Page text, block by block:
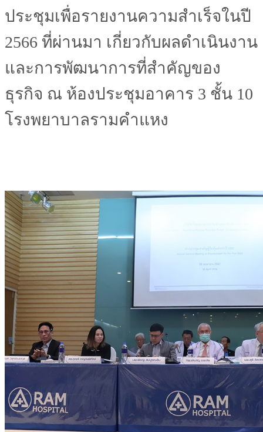
ประชุมเพื่อรายงานความสำเร็จในปี
2566 ที่ผ่านมา เกี่ยวกับผลดำเนินงาน
และการพัฒนาการที่สำคัญของ
ธุรกิจ ณ ห้องประชุมอาคาร 3 ชั้น 10
โรงพยาบาลรามคำแหง